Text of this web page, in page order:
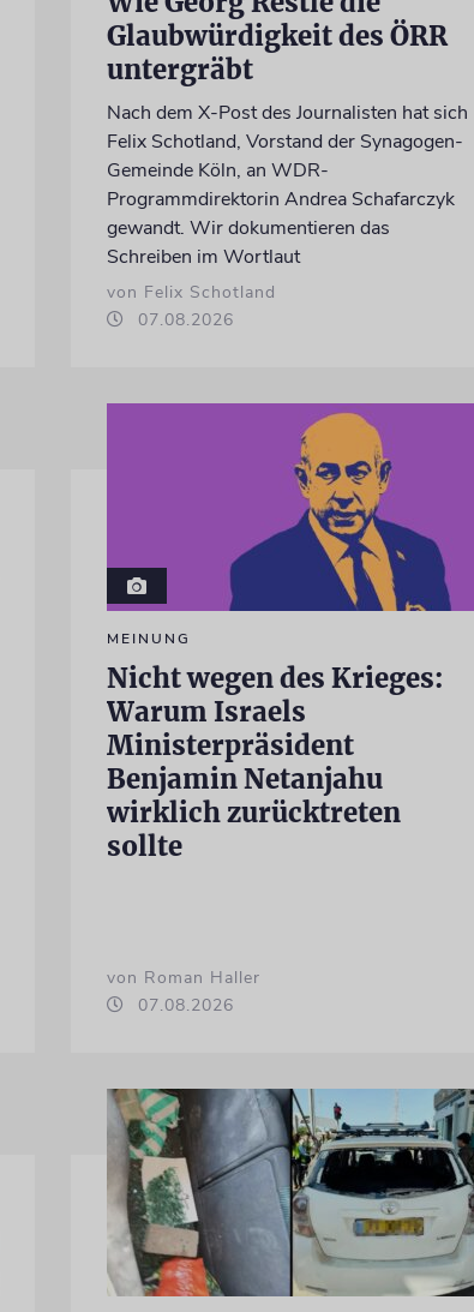
Glaubwürdigkeit des ÖRR
untergräbt
Nach dem X-Post des Journalisten hat sich
Felix Schotland, Vorstand der Synagogen-
Gemeinde Köln, an WDR-
Programmdirektorin Andrea Schafarczyk
gewandt. Wir dokumentieren das
Schreiben im Wortlaut
von Felix Schotland
07.08.2026
MEINUNG
Nicht wegen des Krieges:
Warum Israels
Ministerpräsident
Benjamin Netanjahu
wirklich zurücktreten
sollte
von Roman Haller
07.08.2026